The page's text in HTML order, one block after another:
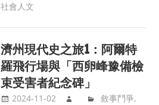
社會人文
濟州現代史之旅1：阿爾特
羅飛行場與「西卵峰豫備檢
束受害者紀念碑」
2024-11-02 敘事鬥爭,